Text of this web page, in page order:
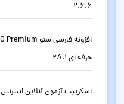
2.6.6
حرفه ای 28.1
اسکریپت آزمون آنلاین اینترنتی ProQuiz نسخه 2.0.2